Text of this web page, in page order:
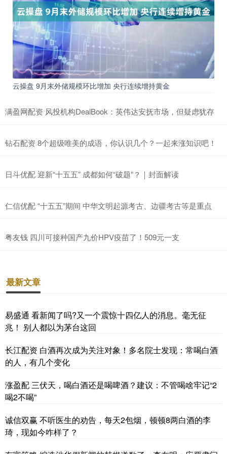
云操盘 9月末外储规模环比增加 央行连续增持黄金
满盈网配资 风投机构DealBook：英伟达安抚市场，但疑虑犹存
钻石配资 8个超级唯美的成语，你认识几个？一起来涨知识吧！
日斗优配 迎新“十五五” 成都如何“破题”？｜封面解读
仁信优配 “十五五”期间 中华文明起源考古、边疆考古等是重点
粤友钱 四川可接种国产九价HPV疫苗了！509元一支
最新文章
易盛通 看新闻了吗?又一个震惊十四亿人的消息。毫无征
兆！ 别人都以为茅台这回
长江配资 白酒再次成为关注对象！多名院士发现：常喝白酒
的人，有几个变化
涨盈配 三伏天，喝白酒还是喝啤酒？建议：不管喝啥牢记“2
喝2不喝”
诚信双赢 不听医生的劝告，每天2包烟，顿顿8两白酒的李
琦，现如今咋样了？